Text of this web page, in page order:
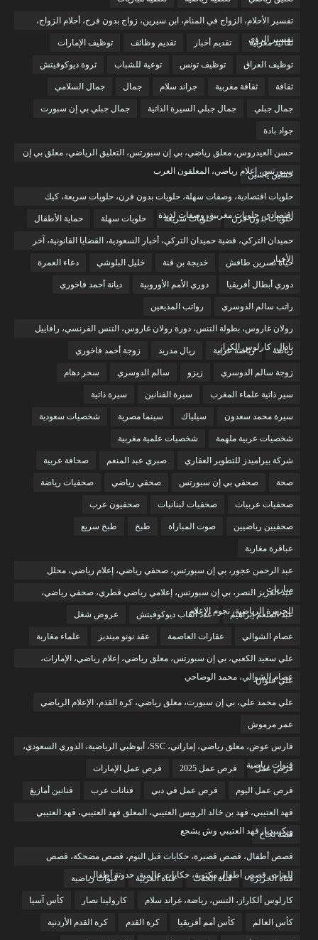
تفسير الأحلام، الزواج في المنام، ابن سيرين، زواج بدون فرح، أحلام الزواج،
تفسير الرؤى
تقاليد مغربية تقديم أخبار تقديم وظائف توظيف الإمارات
توظيف العراق توظيف تونس توعية للشباب ثروة ديوكوفيتش
ثقافة ثقافة مغربية جراند سلام جمال جمال السلامي
جمال جبلي جمال جبلي السيرة الذاتية جمال جبلي بي إن سبورت
جواد بادة
حسن العيدروس، معلق رياضي، بي إن سبورتس، التعليق الرياضي، معلق بي إن
سبورتس، إعلام رياضي، المعلقون العرب
حسين ياسين
حلويات اقتصادية، وصفات سهلة، حلويات بدون فرن، حلويات سريعة، كيك
اقتصادي، حلويات مغربية، وصفات لذيذة
حلويات بدون فرن حلويات سريعة حلويات سهلة حماية الأطفال
حميدان التركي، قضية حميدان التركي، أخبار السعودية، القضايا القانونية، آخر
الأخبار
حياة نسرين طافش خديجة بن قنة خليل البلوشي دعاء العمرة
دوري أبطال أفريقيا دوري الأمم الأوروبية ديانة أحمد فاخوري
راتب سالم الدوسري رواتب المذيعين
رولان غاروس، بطولة التنس، دورة رولان غاروس، التنس الفرنسي، رافاييل
نادال، كارلوس الكراز
رياضة رياضة عربية ريال مدريد زوجة أحمد فاخوري
زوجة سالم الدوسري زيزو سالم الدوسري سحر دهام
سير ذاتية علماء المغرب سيرة الفنانين سيرة ذاتية
سيرة محمد سعدون سيلياك سينما مصرية شخصيات سعودية
شخصيات عربية ملهمة شخصيات علمية مغربية
شركة بيراميدز للتطوير العقاري صبري عبد المنعم صحافة عربية
صحة صحفي بي إن سبورتس صحفي رياضي صحفيات رياضة
صحفيات عربيات صحفيات لبنانيات صحفيون عرب
صحفيين رياضيين صوت المباراة طبخ طبخ سريع
عباقرة مغاربة
عبد الرحمن عجور، بي إن سبورتس، صحفي رياضي، إعلام رياضي، محلل
مباريات
عبد العزيز النصر، بي إن سبورتس، إعلامي رياضي قطري، صحفي رياضي،
الجزيرة الرياضية، نجوم الإعلام
عبد المنعم إبراهيم عدد ألقاب ديوكوفيتش عروض شغل
عصام الشوالي عقارات العاصمة عقد نونو مينديز علماء مغاربة
علي سعيد الكعبي، بي إن سبورتس، معلق رياضي، إعلام رياضي، الإمارات،
عصام الشوالي، محمد الوضاحي
علي علوان
علي محمد علي، بي إن سبورت، معلق رياضي، كرة القدم، الإعلام الرياضي
عمر مرموش
فارس عوض، معلق رياضي، إماراتي، SSC، أبوظبي الرياضية، الدوري السعودي،
قنوات رياضية
فرص عمل فرص عمل 2025 فرص عمل الإمارات
فرص عمل اليوم فرص عمل في دبي فنانات عرب فنانين أمازيغ
فهد العتيبي، فهد بن خالد الرويس العتيبي، المعلق فهد العتيبي، فهد العتيبي
ويكيبيديا، فهد العتيبي وش يشجع
قصة نجاح
قصص أطفال، قصص قصيرة، حكايات قبل النوم، قصص مضحكة، قصص
للبنات، قصص أطفال مكتوبة، حكايات عالمية، حدوتة أطفال
قناة الجزيرة قناة الحدث قناة العربية قنوات رياضية
كارلوس ألكاراز، التنس، رياضة، غراند سلام كارولينا نصار كأس آسيا
كأس العالم كأس أمم أفريقيا كرة القدم كرة القدم الأردنية